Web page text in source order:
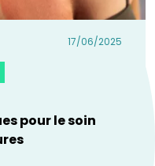
17/06/2025
pour le soin